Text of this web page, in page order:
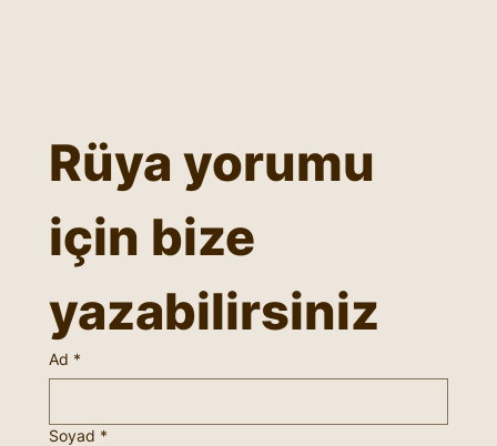
Rüya yorumu
için bize
yazabilirsiniz
Ad *
Soyad *